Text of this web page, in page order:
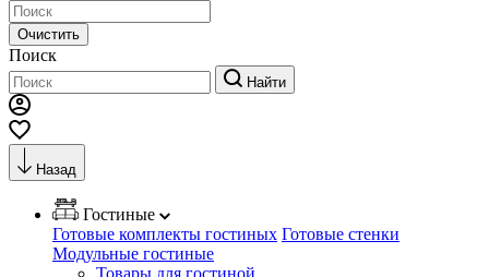
Очистить
Поиск
Найти
Назад
Гостиные
Готовые комплекты гостиных Готовые стенки
Модульные гостиные